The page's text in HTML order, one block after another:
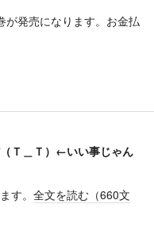
が発売になります。お金払
Ｔ＿Ｔ）←いい事じゃん
す。 全文を読む（660文